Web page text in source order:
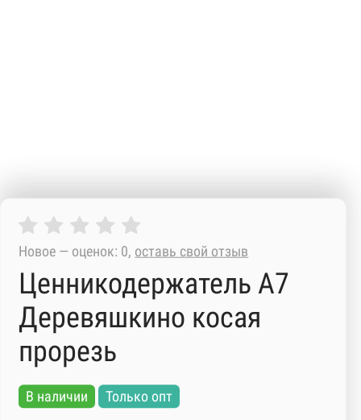
Новое — оценок: 0, оставь свой отзыв
Ценникодержатель А7
Деревяшкино косая
прорезь
В наличии Только опт